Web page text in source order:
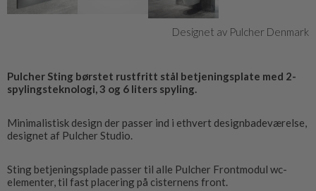
Designet av Pulcher Denmark
Pulcher Sting børstet rustfritt stål betjeningsplate med 2-
spylingsteknologi, 3 og 6 liters spyling.
Minimalistisk design der passer ind i ethvert designbadeværelse,
designet af Pulcher Studio.
Sting betjeningsplade passer til alle Pulcher Frontmodul wc-
elementer, til fast placering på cisternens front.